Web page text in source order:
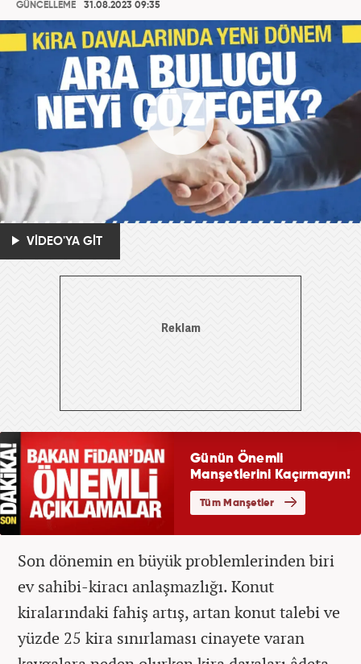
GÜNCELLEME
31.08.2023 09:35
VİDEO'YA GİT
Son dönemin en büyük problemlerinden biri
ev sahibi-kiracı anlaşmazlığı. Konut
kiralarındaki fahiş artış, artan konut talebi ve
yüzde 25 kira sınırlaması cinayete varan